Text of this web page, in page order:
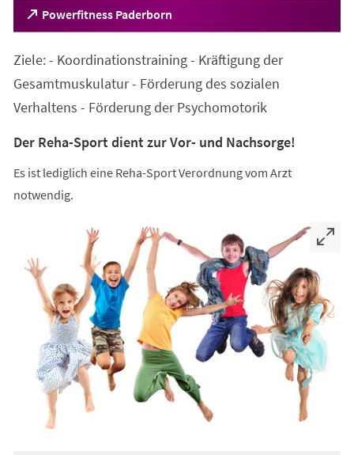
Powerfitness Paderborn
(Öffnet
in
neuen
Ziele: - Koordinationstraining - Kräftigung der
Gesamtmuskulatur - Förderung des sozialen
Verhaltens - Förderung der Psychomotorik
Der Reha-Sport dient zur Vor- und Nachsorge!
Es ist lediglich eine Reha-Sport Verordnung vom Arzt
notwendig.